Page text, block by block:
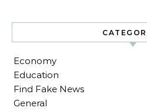
Economy
Education
Find Fake News
General